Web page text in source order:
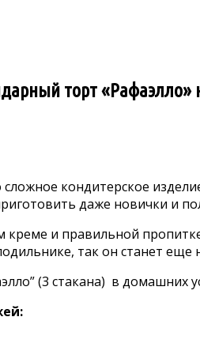
торт «Рафаэлло»
сложное кондитерское
даже новички и
креме и правильной
так он станет еще
(3 стакана) в домашних